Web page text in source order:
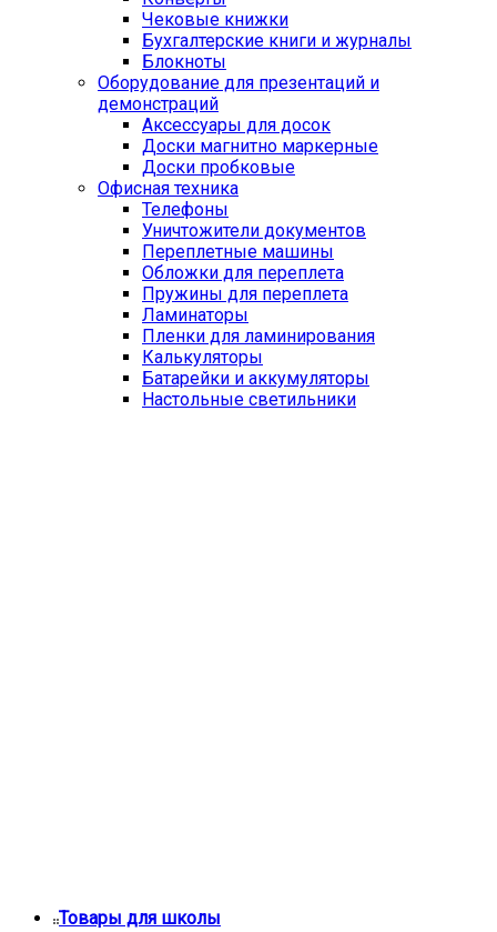
Чековые книжки
Бухгалтерские книги и журналы
Блокноты
Оборудование для презентаций и
демонстраций
Аксессуары для досок
Доски магнитно маркерные
Доски пробковые
Офисная техника
Телефоны
Уничтожители документов
Переплетные машины
Обложки для переплета
Пружины для переплета
Ламинаторы
Пленки для ламинирования
Калькуляторы
Батарейки и аккумуляторы
Настольные светильники
Товары для школы